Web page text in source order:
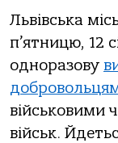
Львівська
п’ятницю, 12
одноразову
військовими
військ.